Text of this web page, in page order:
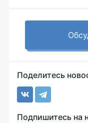
Поделитесь
Подпишитесь на